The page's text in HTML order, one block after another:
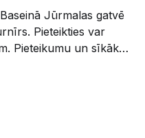
Jūrmalas gatvē
Pieteikties var
Pieteikumu un sīkāka